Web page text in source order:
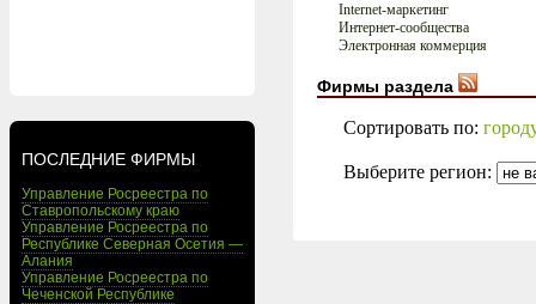
ПОСЛЕДНИЕ ФИРМЫ
Управление Росреестра по
Ставропольскому краю
Управление Росреестра по
Республике Северная Осетия —
Алания
Управление Росреестра по
Чеченской Республике
Internet-маркетинг
Интернет-сообщества
Электронная коммерция
Фирмы раздела
Сортировать по:
Выберите регион: